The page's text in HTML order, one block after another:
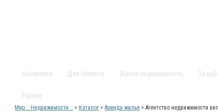
Аналитика Для бизнеса Жилая недвижимость За
Разное
Мир :: Недвижимости :: > Каталог> Аренда жилья > Агентство недвижимости